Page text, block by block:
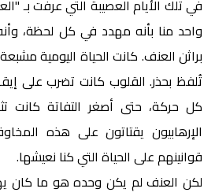
في تلك الأيام العصيبة التي عرفت بـ
واحد منا بأنه مهدد في كل لحظة،
براثن العنف. كانت الحياة اليومية
تُلفظ بحذر. القلوب كانت تضرب على
كل حركة، حتى أصغر التفاتة كانت
الإرهابيون يقتاتون على هذه
قوانينهم على الحياة التي كنا نعيشها.
لكن العنف لم يكن وحده هو ما كان